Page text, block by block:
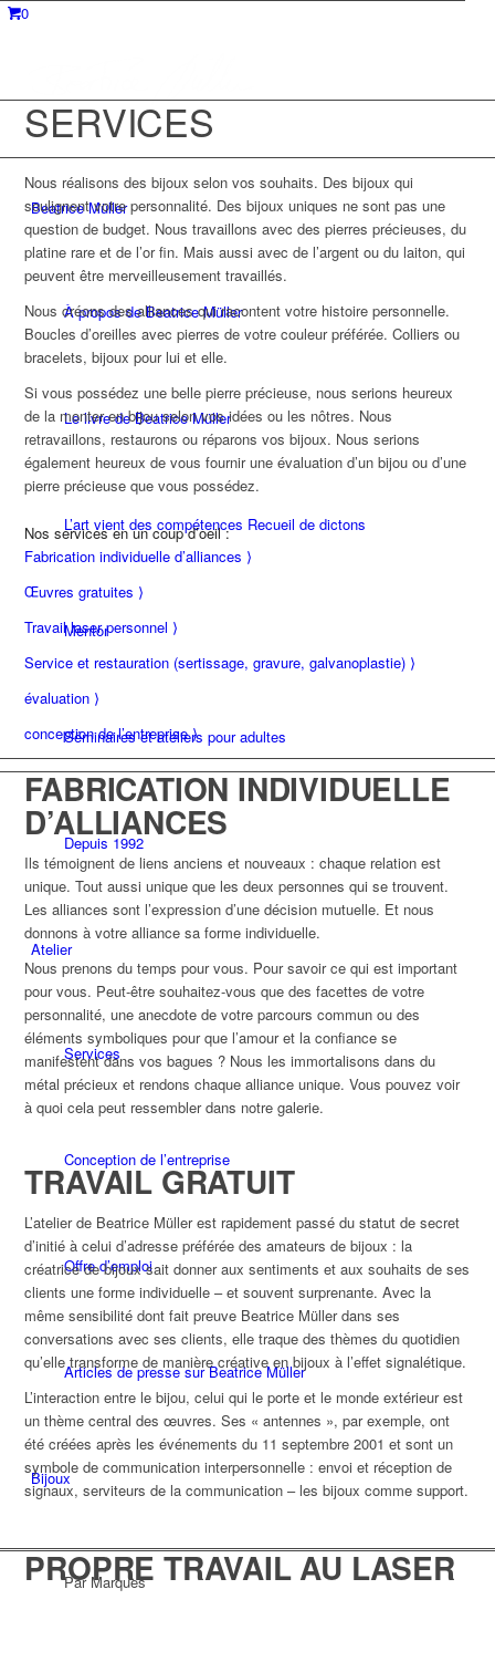
0
Beatrice Müller
À propos de Beatrice Müller
Le livre de Beatrice Müller
L’art vient des compétences Recueil de dictons
Mentor
Séminaires et ateliers pour adultes
Depuis 1992
Atelier
Services
Conception de l’entreprise
Offre d’emploi
Articles de presse sur Beatrice Müller
Bijoux
Par Marques
SERVICES
Nous réalisons des bijoux selon vos souhaits. Des bijoux qui
soulignent votre personnalité. Des bijoux uniques ne sont pas une
question de budget. Nous travaillons avec des pierres précieuses, du
platine rare et de l’or fin. Mais aussi avec de l’argent ou du laiton, qui
peuvent être merveilleusement travaillés.
Nous créons des alliances qui racontent votre histoire personnelle.
Boucles d’oreilles avec pierres de votre couleur préférée. Colliers ou
bracelets, bijoux pour lui et elle.
Si vous possédez une belle pierre précieuse, nous serions heureux
de la monter en bijou selon vos idées ou les nôtres. Nous
retravaillons, restaurons ou réparons vos bijoux. Nous serions
également heureux de vous fournir une évaluation d’un bijou ou d’une
pierre précieuse que vous possédez.
Nos services en un coup d’oeil :
Fabrication individuelle d’alliances ⟩
Œuvres gratuites ⟩
Travail laser personnel ⟩
Service et restauration (sertissage, gravure, galvanoplastie) ⟩
évaluation ⟩
conception de l’entreprise ⟩
FABRICATION INDIVIDUELLE
D’ALLIANCES
Ils témoignent de liens anciens et nouveaux : chaque relation est
unique. Tout aussi unique que les deux personnes qui se trouvent.
Les alliances sont l’expression d’une décision mutuelle. Et nous
donnons à votre alliance sa forme individuelle.
Nous prenons du temps pour vous. Pour savoir ce qui est important
pour vous. Peut-être souhaitez-vous que des facettes de votre
personnalité, une anecdote de votre parcours commun ou des
éléments symboliques pour que l’amour et la confiance se
manifestent dans vos bagues ? Nous les immortalisons dans du
métal précieux et rendons chaque alliance unique. Vous pouvez voir
à quoi cela peut ressembler dans notre galerie.
TRAVAIL GRATUIT
L’atelier de Beatrice Müller est rapidement passé du statut de secret
d’initié à celui d’adresse préférée des amateurs de bijoux : la
créatrice de bijoux sait donner aux sentiments et aux souhaits de ses
clients une forme individuelle – et souvent surprenante. Avec la
même sensibilité dont fait preuve Beatrice Müller dans ses
conversations avec ses clients, elle traque des thèmes du quotidien
qu’elle transforme de manière créative en bijoux à l’effet signalétique.
L’interaction entre le bijou, celui qui le porte et le monde extérieur est
un thème central des œuvres. Ses « antennes », par exemple, ont
été créées après les événements du 11 septembre 2001 et sont un
symbole de communication interpersonnelle : envoi et réception de
signaux, serviteurs de la communication – les bijoux comme support.
PROPRE TRAVAIL AU LASER